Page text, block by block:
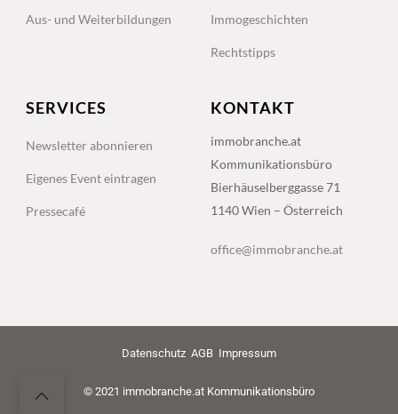
Aus- und Weiterbildungen Immogeschichten
Rechtstipps
SERVICES
Newsletter abonnieren
Eigenes Event eintragen
Pressecafé
KONTAKT
immobranche.at
Kommunikationsbüro
Bierhäuselberggasse 71
1140 Wien – Österreich
office@immobranche.at
Datenschutz AGB Impressum
© 2021 immobranche.at Kommunikationsbüro